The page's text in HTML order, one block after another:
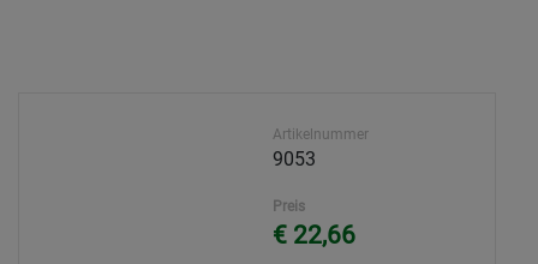
Artikelnummer
9053
Preis
€ 22,66